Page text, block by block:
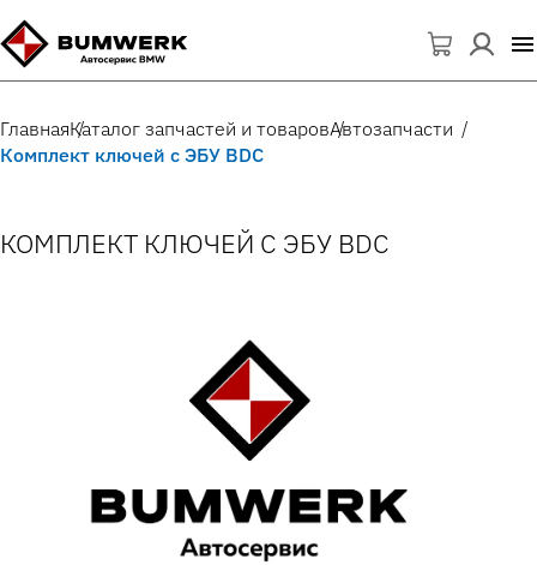
ГлавнаяКаталог запчастей и товаровАвтозапчасти
Комплект ключей с ЭБУ BDC
КОМПЛЕКТ КЛЮЧЕЙ С ЭБУ BDC